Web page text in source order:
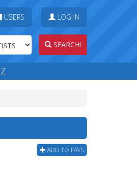
USERS LOG IN
SEARCH!
Z
ADD TO FAVS